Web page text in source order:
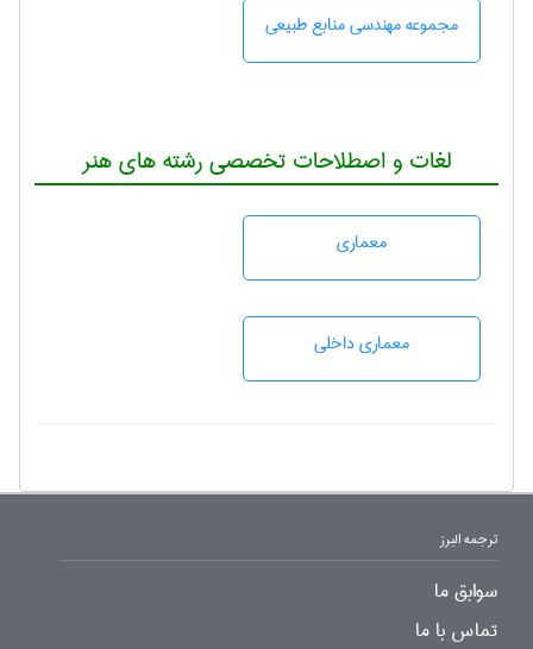
مجموعه مهندسی منابع طبيعی
لغات و اصطلاحات تخصصی رشته های هنر
معماری
معماری داخلی
ترجمه البرز
سوابق ما
تماس با ما